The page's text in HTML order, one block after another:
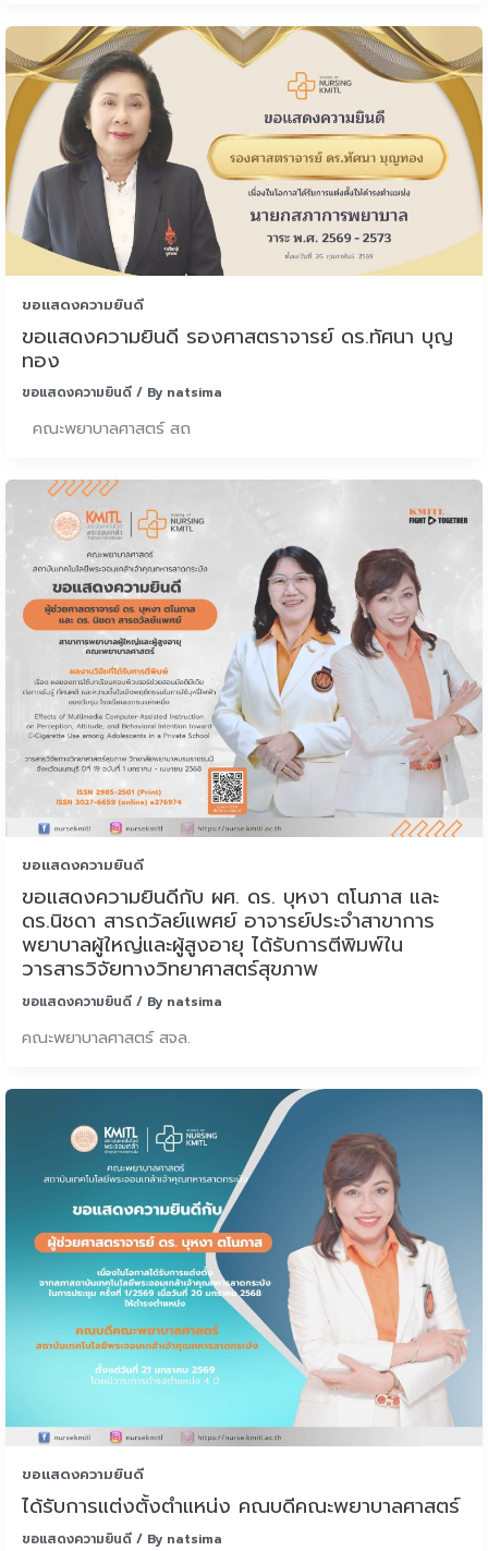
ขอแสดงความยินดี
ขอแสดงความยินดี รองศาสตราจารย์ ดร.ทัศนา บุญ
ทอง
ขอแสดงความยินดี / By natsima
คณะพยาบาลศาสตร์ สถ
ขอแสดงความยินดี
ขอแสดงความยินดีกับ ผศ. ดร. บุหงา ตโนภาส และ
ดร.นิชดา สารถวัลย์แพศย์ อาจารย์ประจำสาขาการ
พยาบาลผู้ใหญ่และผู้สูงอายุ ได้รับการตีพิมพ์ใน
วารสารวิจัยทางวิทยาศาสตร์สุขภาพ
ขอแสดงความยินดี / By natsima
คณะพยาบาลศาสตร์ สจล.
ขอแสดงความยินดี
ได้รับการแต่งตั้งตำแหน่ง คณบดีคณะพยาบาลศาสตร์
ขอแสดงความยินดี / By natsima